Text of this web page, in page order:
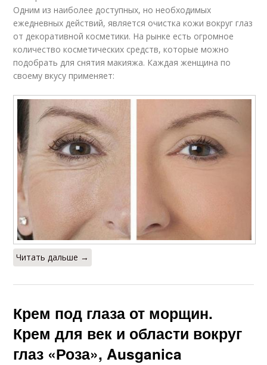
Одним из наиболее доступных, но необходимых
ежедневных действий, является очистка кожи вокруг глаз
от декоративной косметики. На рынке есть огромное
количество косметических средств, которые можно
подобрать для снятия макияжа. Каждая женщина по
своему вкусу применяет:
Читать дальше →
Крем под глаза от морщин.
Крем для век и области вокруг
глаз «Роза», Ausganica